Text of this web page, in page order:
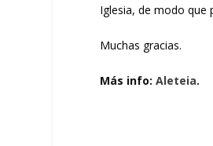
Iglesia, de modo que
Muchas gracias.
Más info:Aleteia.